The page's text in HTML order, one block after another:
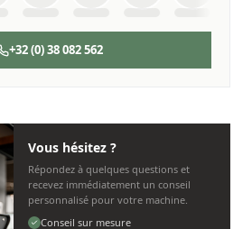
+32 (0) 38 082 562
Vous hésitez ?
Répondez à quelques questions et
recevez immédiatement un conseil
personnalisé pour votre machine.
Conseil sur mesure